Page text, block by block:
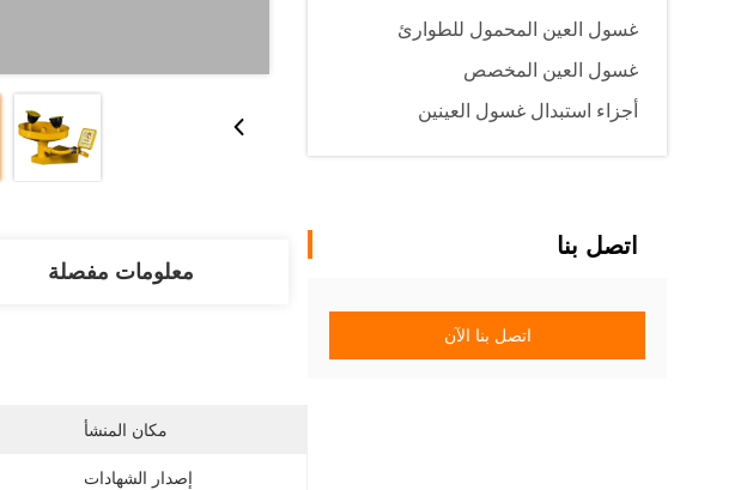
غسول العين المحمول للطوارئ
غسول العين المخصص
أجزاء استبدال غسول العينين
اتصل بنا
اتصل بنا الآن
معلومات مفصلة
مكان المنشأ
إصدار الشهادات